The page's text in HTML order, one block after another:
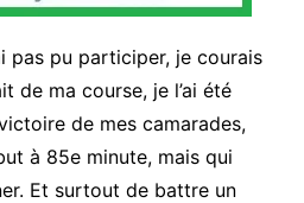
pas pu participer, je courais
de ma course, je l’ai été
de mes camarades,
à 85e minute, mais qui
Et surtout de battre un